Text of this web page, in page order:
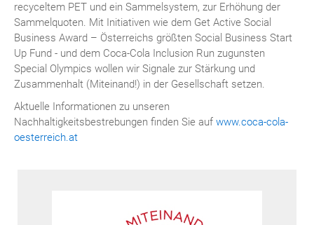
recyceltem PET und ein Sammelsystem, zur Erhöhung der
Sammelquoten. Mit Initiativen wie dem Get Active Social
Business Award – Österreichs größten Social Business Start
Up Fund - und dem Coca-Cola Inclusion Run zugunsten
Special Olympics wollen wir Signale zur Stärkung und
Zusammenhalt (Miteinand!) in der Gesellschaft setzen.
Aktuelle Informationen zu unseren
Nachhaltigkeitsbestrebungen finden Sie auf www.coca-cola-
oesterreich.at